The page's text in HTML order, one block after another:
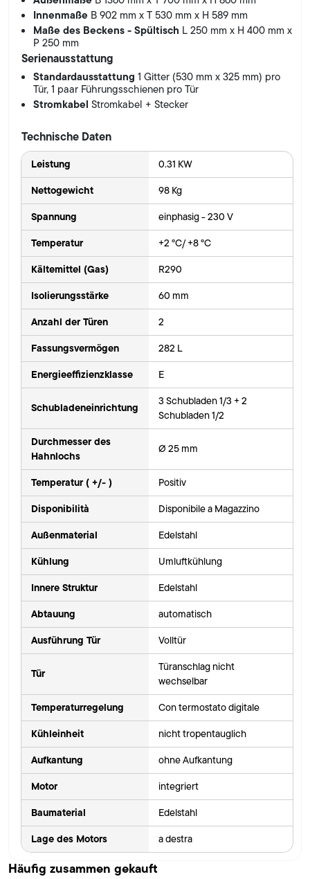
Innenmaße B 902 mm x T 530 mm x H 589 mm
Maße des Beckens - Spültisch L 250 mm x H 400 mm x
P 250 mm
Serienausstattung
Standardausstattung1 Gitter (530 mm x 325 mm) pro
Tür, 1 paar Führungsschienen pro Tür
StromkabelStromkabel + Stecker
Technische Daten
Leistung 0.31 KW
Nettogewicht 98 Kg
Spannung einphasig - 230 V
Temperatur +2 °C/ +8 °C
Kältemittel (Gas) R290
Isolierungsstärke 60 mm
Anzahl der Türen 2
Fassungsvermögen 282 L
Energieeffizienzklasse E
Schubladeneinrichtung
3 Schubladen 1/3 + 2
Schubladen 1/2
Durchmesser des
Hahnlochs
Ø 25 mm
Temperatur ( +/- ) Positiv
Disponibilità Disponibile a Magazzino
Außenmaterial Edelstahl
Kühlung Umluftkühlung
Innere Struktur Edelstahl
Abtauung automatisch
Ausführung Tür Volltür
Tür
Türanschlag nicht
wechselbar
Temperaturregelung Con termostato digitale
Kühleinheit nicht tropentauglich
Aufkantung ohne Aufkantung
Motor integriert
Baumaterial Edelstahl
Lage des Motors a destra
Häufig zusammen gekauft